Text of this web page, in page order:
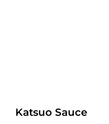
Katsuo Sauce